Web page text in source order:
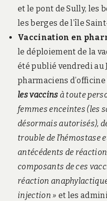
et le pont de Sully, les
les berges de l’île
Vaccination en
le déploiement de la
été publié vendredi au
pharmaciens
les vaccins à toute
femmes enceintes (les
désormais autorisés),
trouble de l’hémostase
antécédents de
composants de ces
réaction
injection » et les